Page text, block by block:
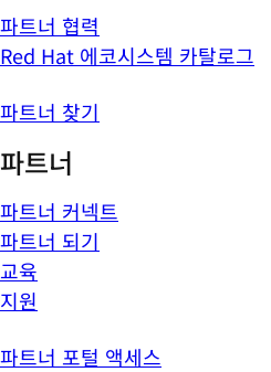
파트너 협력
Red Hat 에코시스템 카탈로그
파트너 찾기
파트너
파트너 커넥트
파트너 되기
교육
지원
파트너 포털 액세스